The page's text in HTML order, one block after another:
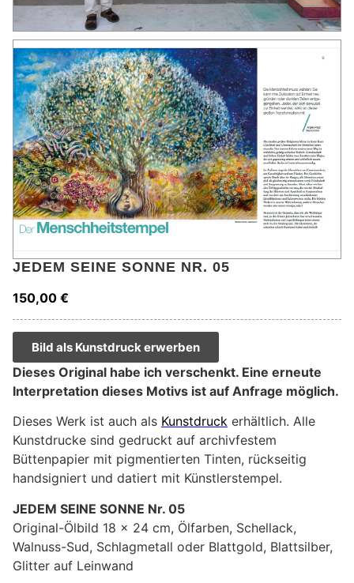
JEDEM SEINE SONNE NR. 05
150,00 €
Bild als Kunstdruck erwerben
Dieses Original habe ich verschenkt. Eine erneute
Interpretation dieses Motivs ist auf Anfrage möglich.
Dieses Werk ist auch als Kunstdruck erhältlich. Alle
Kunstdrucke sind gedruckt auf archivfestem
Büttenpapier mit pigmentierten Tinten, rückseitig
handsigniert und datiert mit Künstlerstempel.
JEDEM SEINE SONNE Nr. 05
Original-Ölbild 18 x 24 cm, Ölfarben, Schellack,
Walnuss-Sud, Schlagmetall oder Blattgold, Blattsilber,
Glitter auf Leinwand